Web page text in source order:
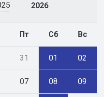
2026
Пт Сб Вс
31 01 02
07 08 09